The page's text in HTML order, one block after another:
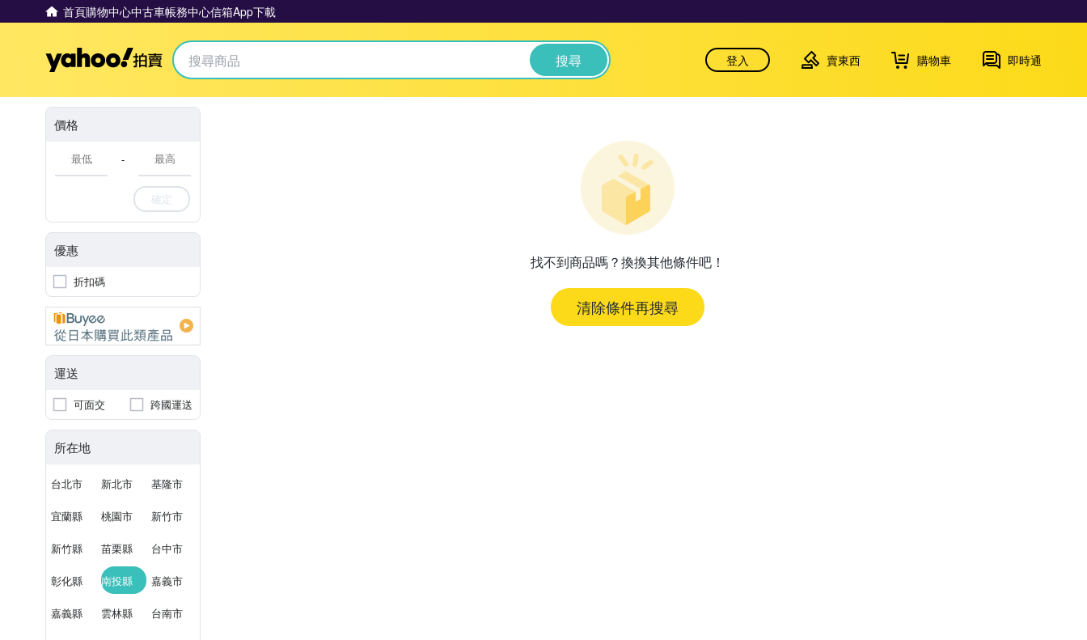
首頁購物中心中古車帳務中心信箱App下載
Yahoo拍賣 搜尋 登入 賣東西 購物車 即時通
價格
-
確定
優惠
折扣碼
運送
可面交 跨國運送
所在地
台北市 新北市 基隆市
宜蘭縣 桃園市 新竹市
新竹縣 苗栗縣 台中市
彰化縣 南投縣 嘉義市
嘉義縣 雲林縣 台南市
找不到商品嗎？換換其他條件吧！
清除條件再搜尋